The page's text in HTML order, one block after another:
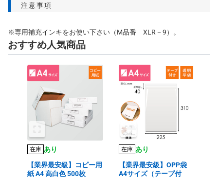
注意事項
※専用補充インキをお使い下さい（M品番 XLR－9）。
おすすめ人気商品
在庫 あり
【業界最安級】コピー用
紙 A4 高白色 500枚
在庫 あり
【業界最安級】OPP袋
A4サイズ（テープ付